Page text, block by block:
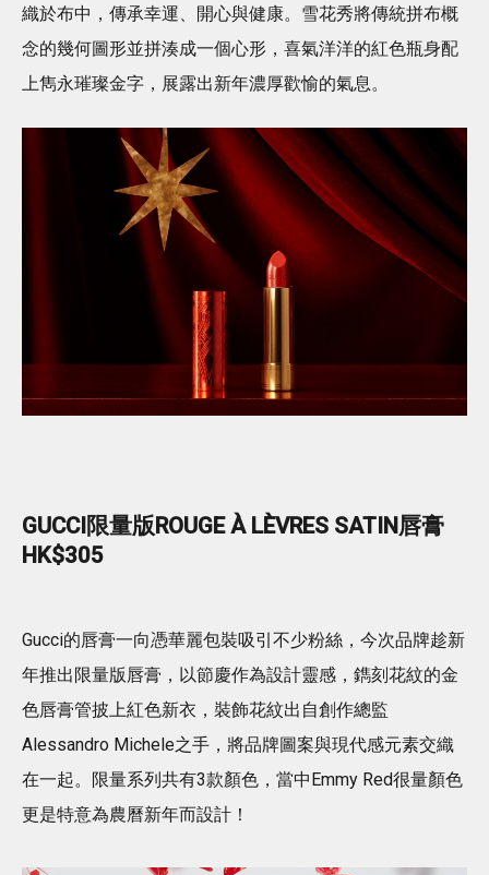
織於布中，傳承幸運、開心與健康。雪花秀將傳統拼布概
念的幾何圖形並拼湊成一個心形，喜氣洋洋的紅色瓶身配
上雋永璀璨金字，展露出新年濃厚歡愉的氣息。
GUCCI限量版ROUGE À LÈVRES SATIN唇膏
HK$305
Gucci的唇膏一向憑華麗包裝吸引不少粉絲，今次品牌趁新
年推出限量版唇膏，以節慶作為設計靈感，鐫刻花紋的金
色唇膏管披上紅色新衣，裝飾花紋出自創作總監
Alessandro Michele之手，將品牌圖案與現代感元素交織
在一起。限量系列共有3款顏色，當中Emmy Red很量顏色
更是特意為農曆新年而設計！